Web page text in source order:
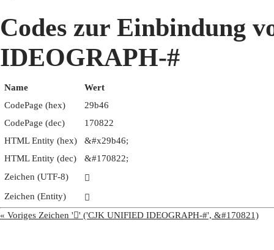
Codes zur Einbindung
IDEOGRAPH-#
Name
Wert
CodePage (hex)
29b46
CodePage (dec)
170822
HTML Entity (hex)
&#x29b46;
HTML Entity (dec)
&#170822;
Zeichen (UTF-8)
𩭆
Zeichen (Entity)
𩭆
« Voriges Zeichen '𩭅' ('CJK UNIFIED IDEOGRAPH-#', &#170821)